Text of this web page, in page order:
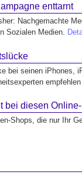
enttarnt
Nachgemachte
Sozialen Medien.
bei seinen iPhones,
bei diesen
Shops, die nur Ihr